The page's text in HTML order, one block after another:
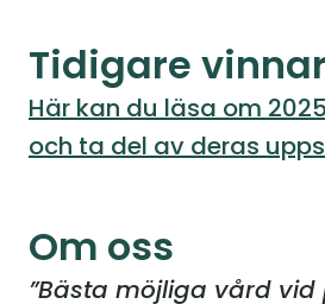
Tidigare
Här kan du läsa om
och ta del av deras
Om oss
”Bästa möjliga vård vid